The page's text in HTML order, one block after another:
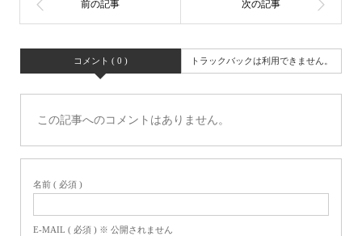
コメント ( 0 ) トラックバックは利用できません。
この記事へのコメントはありません。
名前 ( 必須 )
E-MAIL ( 必須 ) ※ 公開されません